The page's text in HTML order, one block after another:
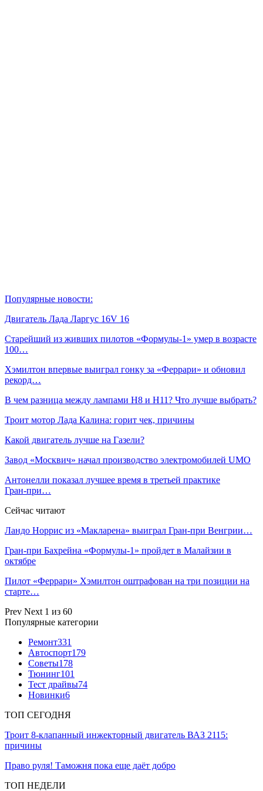
Популярные новости:
Двигатель Лада Ларгус 16V 16
Старейший из живших пилотов «Формулы‑1» умер в возрасте
100…
Хэмилтон впервые выиграл гонку за «Феррари» и обновил
рекорд…
В чем разница между лампами Н8 и Н11? Что лучше выбрать?
Троит мотор Лада Калина: горит чек, причины
Какой двигатель лучше на Газели?
Завод «Москвич» начал производство электромобилей UMO
Антонелли показал лучшее время в третьей практике
Гран‑при…
Сейчас читают
Ландо Норрис из «Макларена» выиграл Гран‑при Венгрии…
Гран‑при Бахрейна «Формулы‑1» пройдет в Малайзии в
октябре
Пилот «Феррари» Хэмилтон оштрафован на три позиции на
старте…
Prev Next 1 из 60
Популярные категории
Ремонт331
Автоспорт179
Советы178
Тюнинг101
Тест драйвы74
Новинки6
ТОП СЕГОДНЯ
Троит 8-клапанный инжекторный двигатель ВАЗ 2115:
причины
Право руля! Таможня пока еще даёт добро
ТОП НЕДЕЛИ